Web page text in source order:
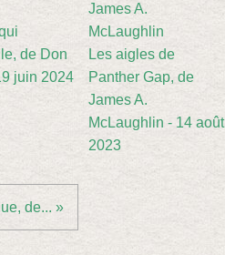
de Don
juin 2024
Les aigles de
Panther Gap, de
James A.
McLaughlin - 14 août
2023
de... »